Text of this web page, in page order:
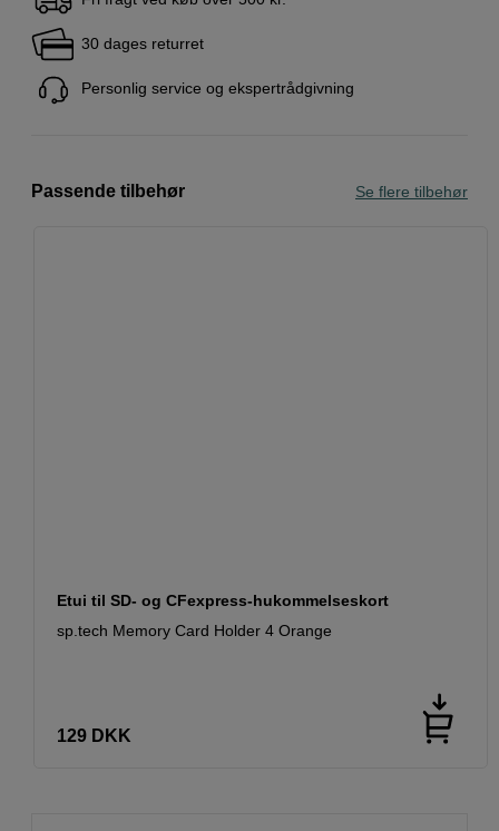
30 dages returret
Personlig service og ekspertrådgivning
Passende tilbehør Se flere tilbehør
Etui til SD- og CFexpress-hukommelseskort
sp.tech Memory Card Holder 4 Orange
129 DKK